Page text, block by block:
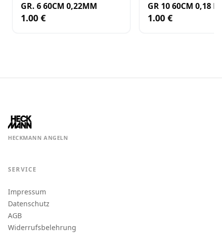
GR. 6 60CM 0,22MM
1.00 €
GR 10 60CM 0,18
1.00 €
HECKMANN ANGELN
SERVICE
Impressum
Datenschutz
AGB
Widerrufsbelehrung